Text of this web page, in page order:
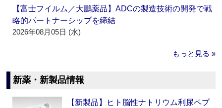
【富士フイルム／大鵬薬品】ADCの製造技術の開発で戦
略的パートナーシップを締結
2026年08月05日 (水)
もっと見る »
新薬・新製品情報
【新製品】ヒト脳性ナトリウム利尿ペプ